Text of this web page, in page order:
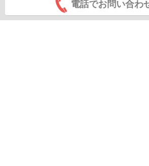
電話でお問い合わ